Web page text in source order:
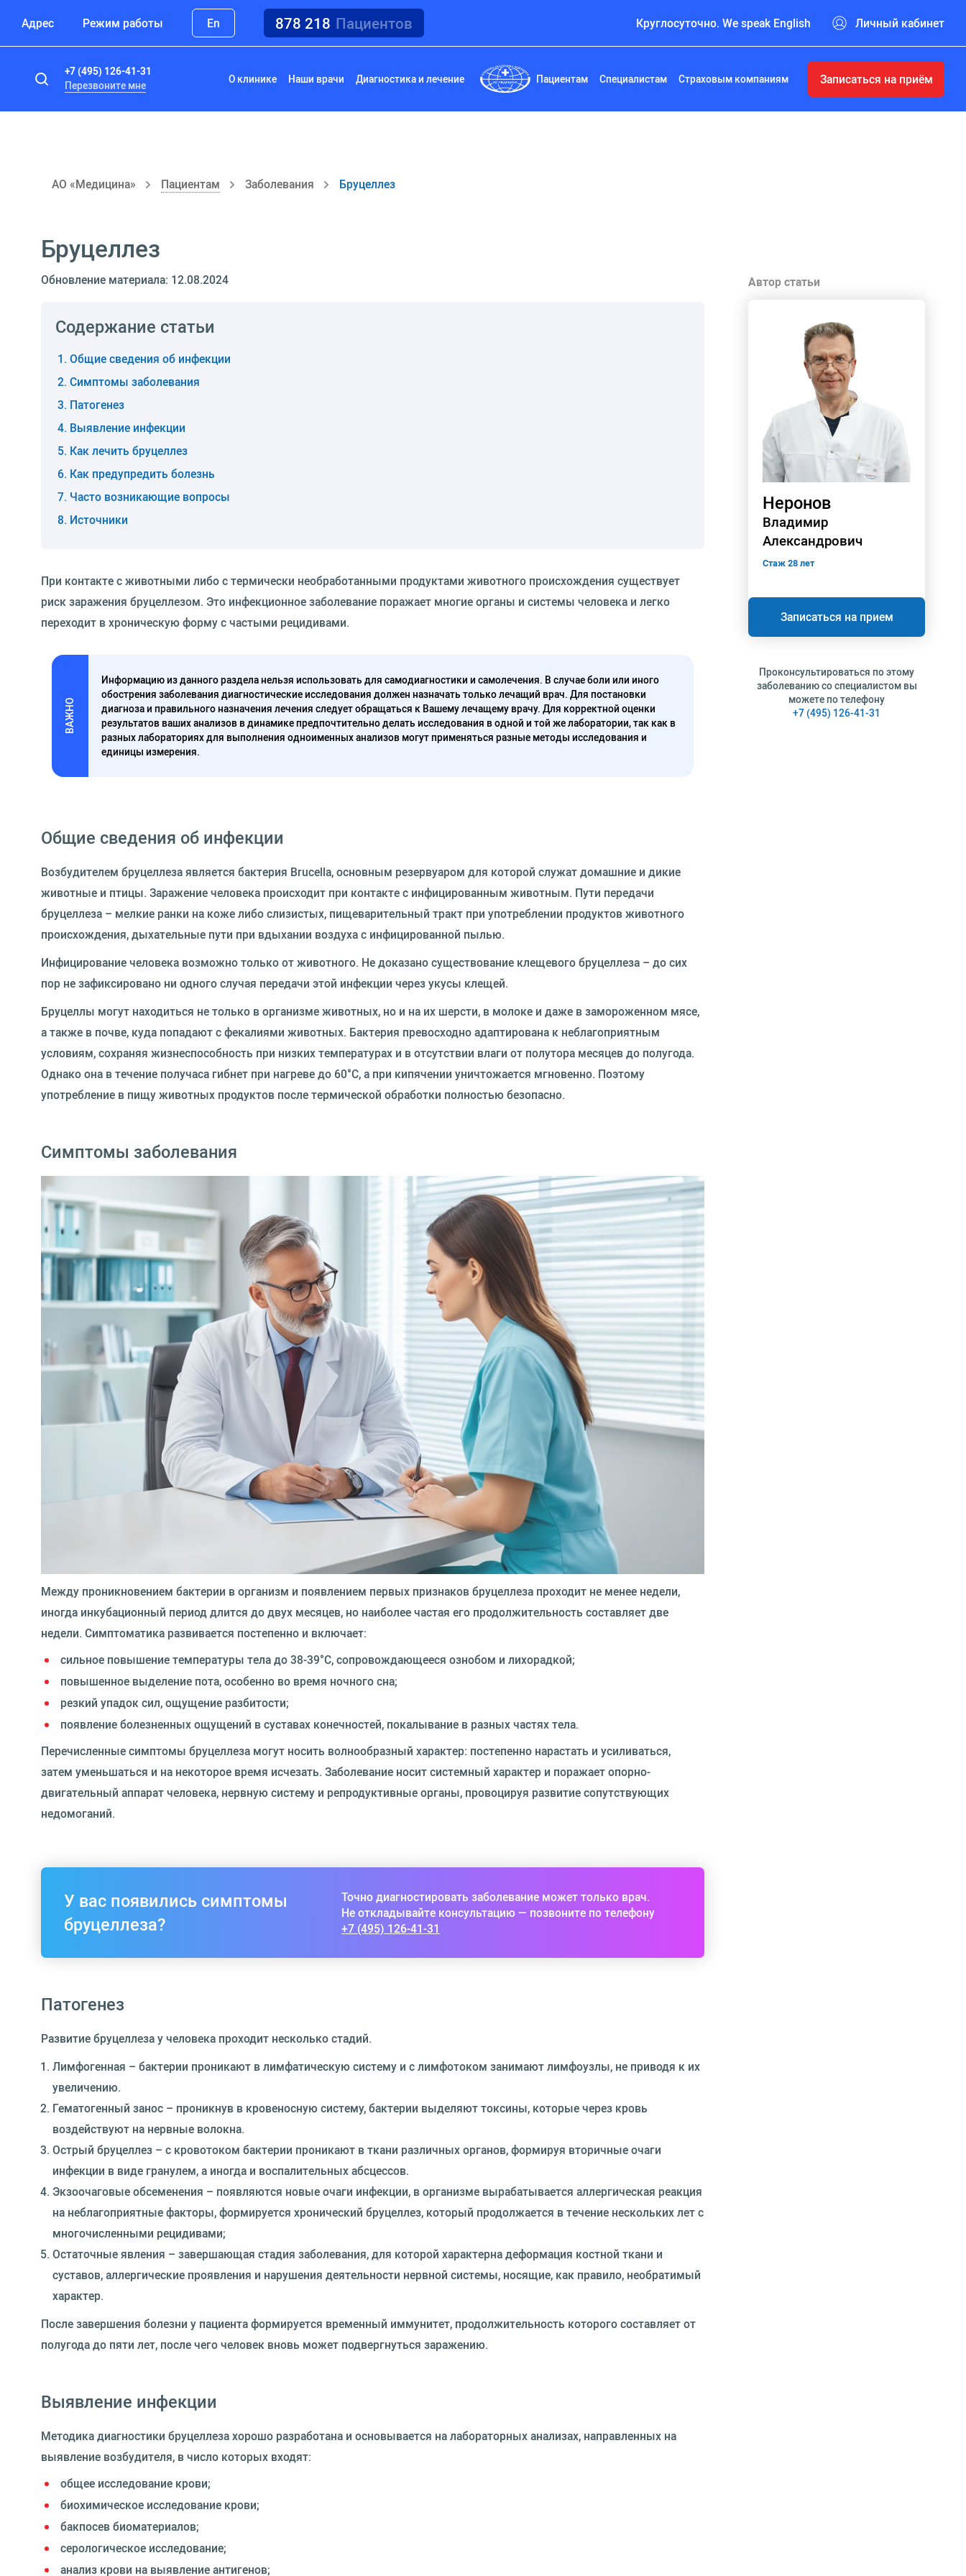
Адрес Режим работы En 878 218 Пациентов Круглосуточно. We speak English Личный кабинет
+7 (495) 126-41-31
Перезвоните мне
О клинике Наши врачи Диагностика и лечение Пациентам Специалистам Страховым компаниям Записаться на приём
АО «Медицина» Пациентам Заболевания Бруцеллез
Бруцеллез
Обновление материала: 12.08.2024
Содержание статьи
Общие сведения об инфекции
Симптомы заболевания
Патогенез
Выявление инфекции
Как лечить бруцеллез
Как предупредить болезнь
Часто возникающие вопросы
Источники
При контакте с животными либо с термически необработанными продуктами животного происхождения существует
риск заражения бруцеллезом. Это инфекционное заболевание поражает многие органы и системы человека и легко
переходит в хроническую форму с частыми рецидивами.
ВАЖНО
Информацию из данного раздела нельзя использовать для самодиагностики и самолечения. В случае боли или иного
обострения заболевания диагностические исследования должен назначать только лечащий врач. Для постановки
диагноза и правильного назначения лечения следует обращаться к Вашему лечащему врачу. Для корректной оценки
результатов ваших анализов в динамике предпочтительно делать исследования в одной и той же лаборатории, так как в
разных лабораториях для выполнения одноименных анализов могут применяться разные методы исследования и
единицы измерения.
Общие сведения об инфекции
Возбудителем бруцеллеза является бактерия Brucella, основным резервуаром для которой служат домашние и дикие
животные и птицы. Заражение человека происходит при контакте с инфицированным животным. Пути передачи
бруцеллеза – мелкие ранки на коже либо слизистых, пищеварительный тракт при употреблении продуктов животного
происхождения, дыхательные пути при вдыхании воздуха с инфицированной пылью.
Инфицирование человека возможно только от животного. Не доказано существование клещевого бруцеллеза – до сих
пор не зафиксировано ни одного случая передачи этой инфекции через укусы клещей.
Бруцеллы могут находиться не только в организме животных, но и на их шерсти, в молоке и даже в замороженном мясе,
а также в почве, куда попадают с фекалиями животных. Бактерия превосходно адаптирована к неблагоприятным
условиям, сохраняя жизнеспособность при низких температурах и в отсутствии влаги от полутора месяцев до полугода.
Однако она в течение получаса гибнет при нагреве до 60°С, а при кипячении уничтожается мгновенно. Поэтому
употребление в пищу животных продуктов после термической обработки полностью безопасно.
Симптомы заболевания
Между проникновением бактерии в организм и появлением первых признаков бруцеллеза проходит не менее недели,
иногда инкубационный период длится до двух месяцев, но наиболее частая его продолжительность составляет две
недели. Симптоматика развивается постепенно и включает:
сильное повышение температуры тела до 38-39°С, сопровождающееся ознобом и лихорадкой;
повышенное выделение пота, особенно во время ночного сна;
резкий упадок сил, ощущение разбитости;
появление болезненных ощущений в суставах конечностей, покалывание в разных частях тела.
Перечисленные симптомы бруцеллеза могут носить волнообразный характер: постепенно нарастать и усиливаться,
затем уменьшаться и на некоторое время исчезать. Заболевание носит системный характер и поражает опорно-
двигательный аппарат человека, нервную систему и репродуктивные органы, провоцируя развитие сопутствующих
недомоганий.
У вас появились симптомы
бруцеллеза?
Точно диагностировать заболевание может только врач.
Не откладывайте консультацию — позвоните по телефону
+7 (495) 126-41-31
Патогенез
Развитие бруцеллеза у человека проходит несколько стадий.
Лимфогенная – бактерии проникают в лимфатическую систему и с лимфотоком занимают лимфоузлы, не приводя к их
увеличению.
Гематогенный занос – проникнув в кровеносную систему, бактерии выделяют токсины, которые через кровь
воздействуют на нервные волокна.
Острый бруцеллез – с кровотоком бактерии проникают в ткани различных органов, формируя вторичные очаги
инфекции в виде гранулем, а иногда и воспалительных абсцессов.
Экзоочаговые обсеменения – появляются новые очаги инфекции, в организме вырабатывается аллергическая реакция
на неблагоприятные факторы, формируется хронический бруцеллез, который продолжается в течение нескольких лет с
многочисленными рецидивами;
Остаточные явления – завершающая стадия заболевания, для которой характерна деформация костной ткани и
суставов, аллергические проявления и нарушения деятельности нервной системы, носящие, как правило, необратимый
характер.
После завершения болезни у пациента формируется временный иммунитет, продолжительность которого составляет от
полугода до пяти лет, после чего человек вновь может подвергнуться заражению.
Выявление инфекции
Методика диагностики бруцеллеза хорошо разработана и основывается на лабораторных анализах, направленных на
выявление возбудителя, в число которых входят:
общее исследование крови;
биохимическое исследование крови;
бакпосев биоматериалов;
серологическое исследование;
анализ крови на выявление антигенов;
Автор статьи
Неронов
Владимир
Александрович
Стаж 28 лет
Записаться на прием
Проконсультироваться по этому
заболеванию со специалистом вы
можете по телефону
+7 (495) 126-41-31